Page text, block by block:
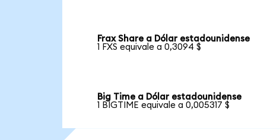
Frax Share a Dólar estadounidense
1 FXS equivale a 0,3094 $
Big Time a Dólar estadounidense
1 BIGTIME equivale a 0,005317 $